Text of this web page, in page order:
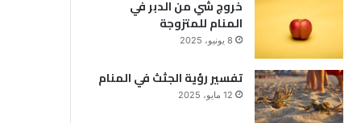
خروج شي من الدبر في
المنام للمتزوجة
8 يونيو، 2025
تفسير رؤية الجثث في المنام
12 مايو، 2025